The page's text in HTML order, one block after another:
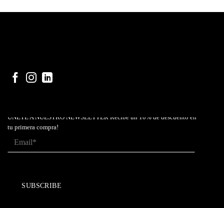
ÚNETE A NUESTRO NEWSLETTER Recibe un 10% de descuento en
tu primera compra!